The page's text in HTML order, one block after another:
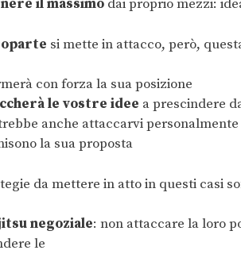
il massimo dai proprio mezzi:
si mette in attacco, però,
con forza la sua posizione
le vostre idee a prescindere
anche attaccarvi
la sua proposta
da mettere in atto in questi casi
negoziale: non attaccare la loro
le